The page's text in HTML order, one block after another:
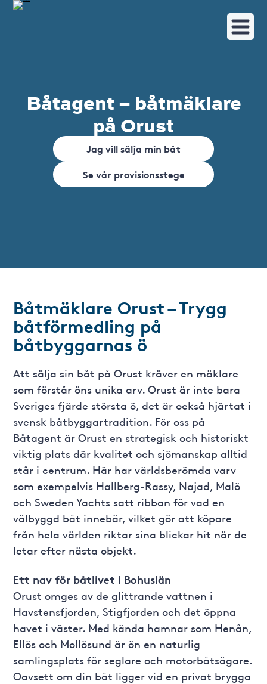
Båtagent – båtmäklare
på Orust
Jag vill sälja min båt
Se vår provisionsstege
Båtmäklare Orust – Trygg
båtförmedling på
båtbyggarnas ö
Att sälja sin båt på Orust kräver en mäklare
som förstår öns unika arv. Orust är inte bara
Sveriges fjärde största ö, det är också hjärtat i
svensk båtbyggartradition. För oss på
Båtagent är Orust en strategisk och historiskt
viktig plats där kvalitet och sjömanskap alltid
står i centrum. Här har världsberömda varv
som exempelvis Hallberg-Rassy, Najad, Malö
och Sweden Yachts satt ribban för vad en
välbyggd båt innebär, vilket gör att köpare
från hela världen riktar sina blickar hit när de
letar efter nästa objekt.
Ett nav för båtlivet i Bohuslän
Orust omges av de glittrande vattnen i
Havstensfjorden, Stigfjorden och det öppna
havet i väster. Med kända hamnar som Henån,
Ellös och Mollösund är ön en naturlig
samlingsplats för seglare och motorbåtsägare.
Oavsett om din båt ligger vid en privat brygga